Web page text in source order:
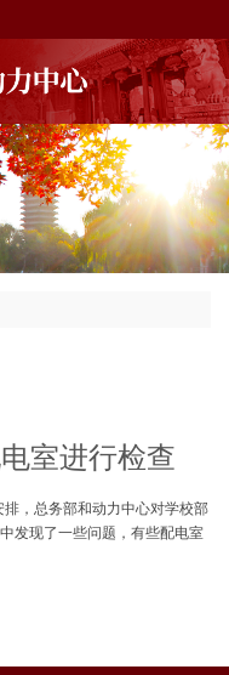
室进行检查
，总务部和动力中心对学校部
发现了一些问题，有些配电室